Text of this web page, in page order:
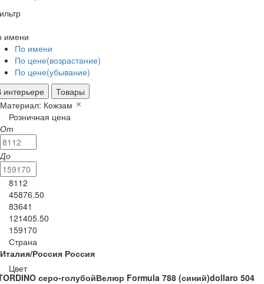
имени
По имени
По цене(возрастание)
По цене(убывание)
интерьере
Товары
Материал: Кожзам
Розничная цена
От
До
8112
45876.50
83641
121405.50
159170
Страна
Италия/Россия Россия
Цвет
серо-голубойВелюр Formula 788 (синий)dollaro 504